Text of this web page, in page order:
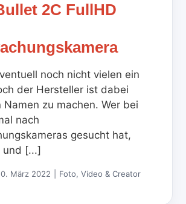
2C FullHD
noch nicht vielen ein
der Hersteller ist dabei
Namen zu machen. Wer bei
nach
gesucht hat,
und [...]
März 2022
Foto, Video & Creator